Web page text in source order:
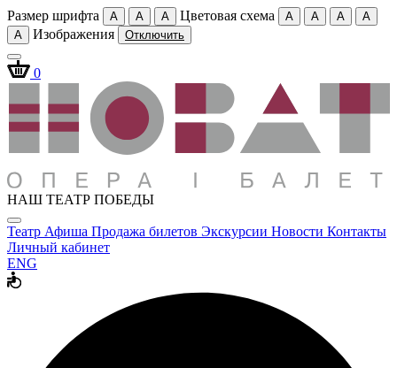
Размер шрифта A A A Цветовая схема A A A
A
A
Изображения Отключить
0
НАШ ТЕАТР ПОБЕДЫ
Театр Афиша Продажа билетов Экскурсии Новости Контакты
Личный кабинет
ENG